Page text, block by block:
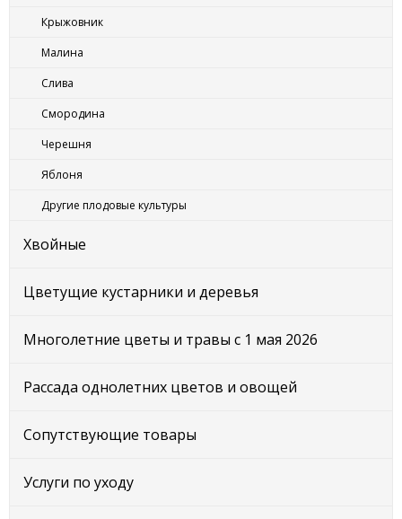
Крыжовник
Малина
Слива
Смородина
Черешня
Яблоня
Другие плодовые культуры
Хвойные
Цветущие кустарники и деревья
Многолетние цветы и травы с 1 мая 2026
Рассада однолетних цветов и овощей
Сопутствующие товары
Услуги по уходу